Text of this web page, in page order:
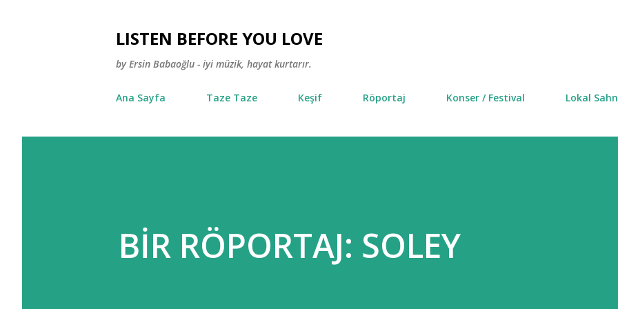
LISTEN BEFORE YOU LOVE
by Ersin Babaoğlu - iyi müzik, hayat kurtarır.
Ana Sayfa Taze Taze Keşif Röportaj Konser / Festival Lokal
BİR RÖPORTAJ: SOLEY